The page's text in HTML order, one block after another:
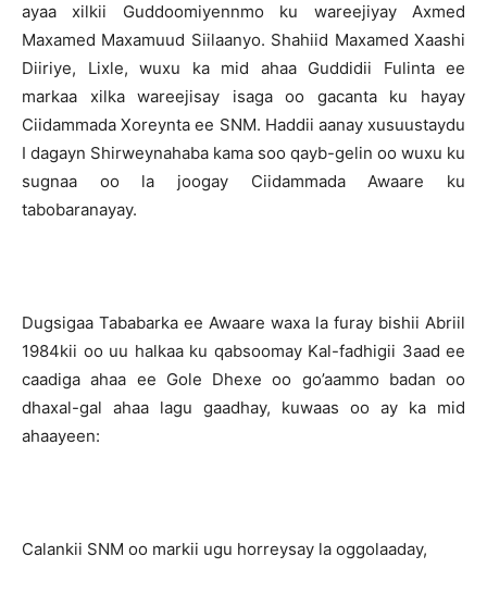
ayaa xilkii Guddoomiyennmo ku wareejiyay Axmed
Maxamed Maxamuud Siilaanyo. Shahiid Maxamed Xaashi
Diiriye, Lixle, wuxu ka mid ahaa Guddidii Fulinta ee
markaa xilka wareejisay isaga oo gacanta ku hayay
Ciidammada Xoreynta ee SNM. Haddii aanay xusuustaydu
I dagayn Shirweynahaba kama soo qayb-gelin oo wuxu ku
sugnaa oo la joogay Ciidammada Awaare ku
tabobaranayay.
Dugsigaa Tababarka ee Awaare waxa la furay bishii Abriil
1984kii oo uu halkaa ku qabsoomay Kal-fadhigii 3aad ee
caadiga ahaa ee Gole Dhexe oo go’aammo badan oo
dhaxal-gal ahaa lagu gaadhay, kuwaas oo ay ka mid
ahaayeen:
Calankii SNM oo markii ugu horreysay la oggolaaday,